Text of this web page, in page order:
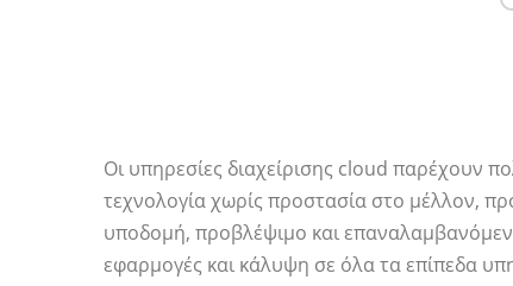
Οι υπηρεσίες διαχείρισης cloud παρέχουν
τεχνολογία χωρίς προστασία στο μέλλον,
υποδομή, προβλέψιμο και
εφαρμογές και κάλυψη σε όλα τα επίπεδα